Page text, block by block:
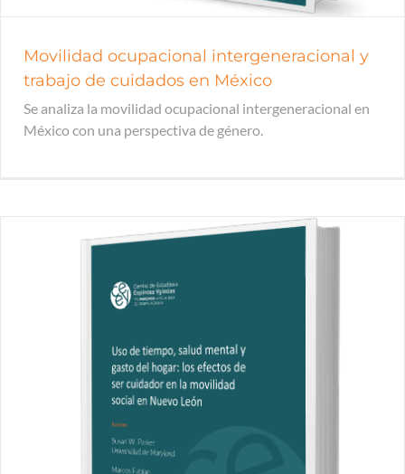
Movilidad ocupacional intergeneracional y
trabajo de cuidados en México
Se analiza la movilidad ocupacional intergeneracional en
México con una perspectiva de género.